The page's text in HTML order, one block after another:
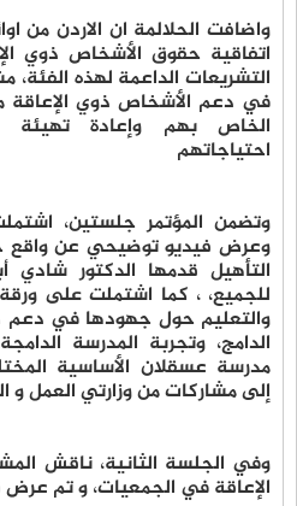
واضافت الحلالمة ان الاردن من
اتفاقية حقوق الأشخاص ذوي
التشريعات الداعمة لهذه
في دعم الأشخاص ذوي الإعاقة
الخاص بهم وإعادة تهيئة
احتياجاتهم
وتضمن المؤتمر جلستين،
وعرض فيديو توضيحي عن واقع
التأهيل قدمها الدكتور شادي
للجميع، ، كما اشتملت على
والتعليم حول جهودها في دعم
الدامج، وتجربة المدرسة
مدرسة عسقلان الأساسية
إلى مشاركات من وزارتي العمل و
وفي الجلسة الثانية، ناقش
الإعاقة في الجمعيات، و تم